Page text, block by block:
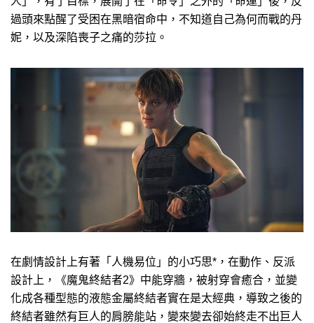
過頭來點醒了受困在黑暗宿命中，不知道自己為何而戰的丹
妮，以及深陷喪子之痛的莎拉。
在劇情設計上有著「人機易位」的小巧思*，在動作、反派
設計上，《魔鬼終結者2》中能穿牆，被射穿會癒合，並變
化成各種型態的液態金屬終結者實在是太經典，導致之後的
終結者雖然有巨人的肩膀能站，變來變去卻始終走不出巨人